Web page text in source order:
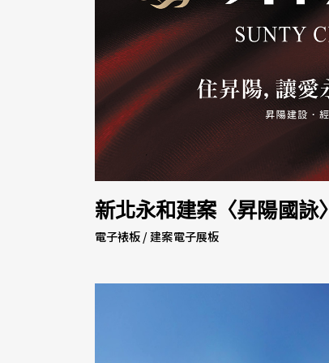
新北永和建案〈昇陽國詠〉
電子裱板 / 建案電子展板